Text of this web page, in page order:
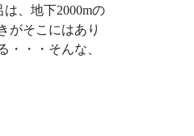
、地下2000mの
がそこにはあり
・・そんな、